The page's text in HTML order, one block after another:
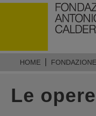
HOME FONDAZIONE
Le